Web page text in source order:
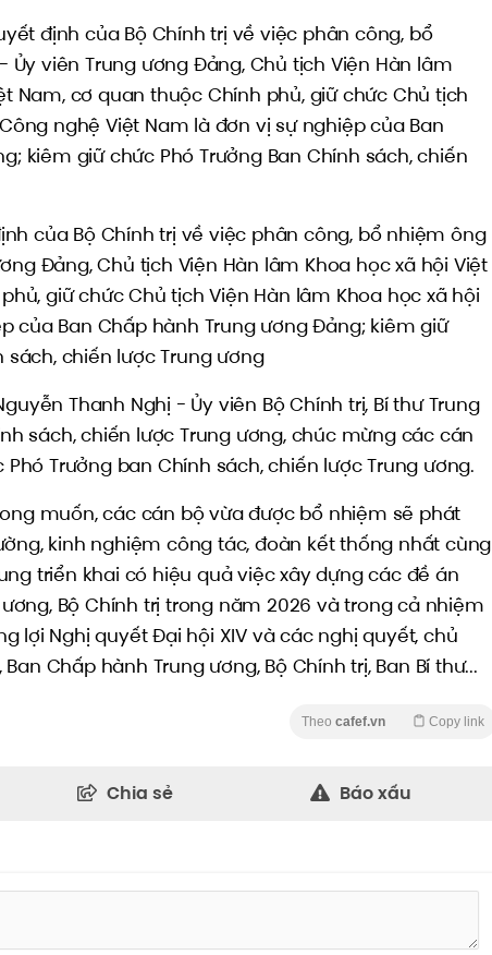
định của Bộ Chính trị về việc phân công, bổ
Ủy viên Trung ương Đảng, Chủ tịch Viện Hàn lâm
Nam, cơ quan thuộc Chính phủ, giữ chức Chủ tịch
nghệ Việt Nam là đơn vị sự nghiệp của Ban
kiêm giữ chức Phó Trưởng Ban Chính sách, chiến
của Bộ Chính trị về việc phân công, bổ nhiệm ông
Đảng, Chủ tịch Viện Hàn lâm Khoa học xã hội Việt
giữ chức Chủ tịch Viện Hàn lâm Khoa học xã hội
của Ban Chấp hành Trung ương Đảng; kiêm giữ
sách, chiến lược Trung ương
Thanh Nghị - Ủy viên Bộ Chính trị, Bí thư Trung
sách, chiến lược Trung ương, chúc mừng các cán
Trưởng ban Chính sách, chiến lược Trung ương.
muốn, các cán bộ vừa được bổ nhiệm sẽ phát
kinh nghiệm công tác, đoàn kết thống nhất cùng
triển khai có hiệu quả việc xây dựng các đề án
Bộ Chính trị trong năm 2026 và trong cả nhiệm
lợi Nghị quyết Đại hội XIV và các nghị quyết, chủ
Chấp hành Trung ương, Bộ Chính trị, Ban Bí thư...
Theo cafef.vn Copy link
Chia sẻ Báo xấu